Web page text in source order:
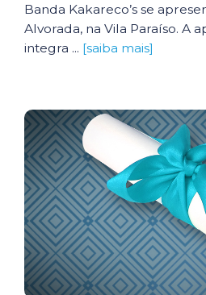
Banda Kakareco’s se
Alvorada, na Vila Paraíso. A
integra ... [saiba mais]